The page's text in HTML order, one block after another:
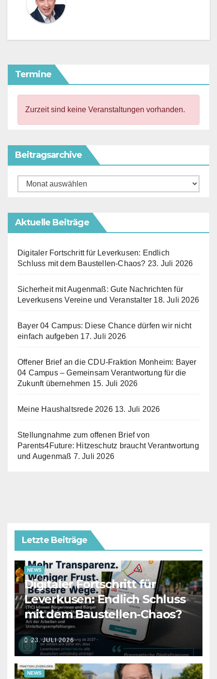
Termine
Zurzeit sind keine Veranstaltungen vorhanden.
Beitragsarchive
Beitragsarchive
Aktuelle Beiträge
Digitaler Fortschritt für Leverkusen: Endlich
Schluss mit dem Baustellen-Chaos? 23. Juli 2026
Sicherheit mit Augenmaß: Gute Nachrichten für
Leverkusens Vereine und Veranstalter 18. Juli 2026
Bayer 04 Campus: Diese Chance dürfen wir nicht
einfach aufgeben 17. Juli 2026
Offener Brief an die CDU-Fraktion Monheim: Bayer
04 Campus – Gemeinsam Verantwortung für die
Zukunft übernehmen 15. Juli 2026
Meine Haushaltsrede 2026 13. Juli 2026
Stellungnahme zum offenen Brief von
Parents4Future: Hitzeschutz braucht Verantwortung
und Augenmaß 7. Juli 2026
Letzte Beiträge
NEWS
Digitaler Fortschritt für
Leverkusen: Endlich Schluss
mit dem Baustellen-Chaos?
23. JULI 2026
NEWS